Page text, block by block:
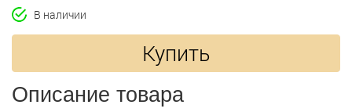
В наличии
Купить
Описание товара